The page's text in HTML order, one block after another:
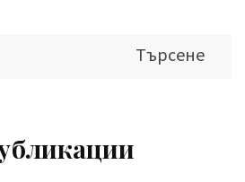
Търсене